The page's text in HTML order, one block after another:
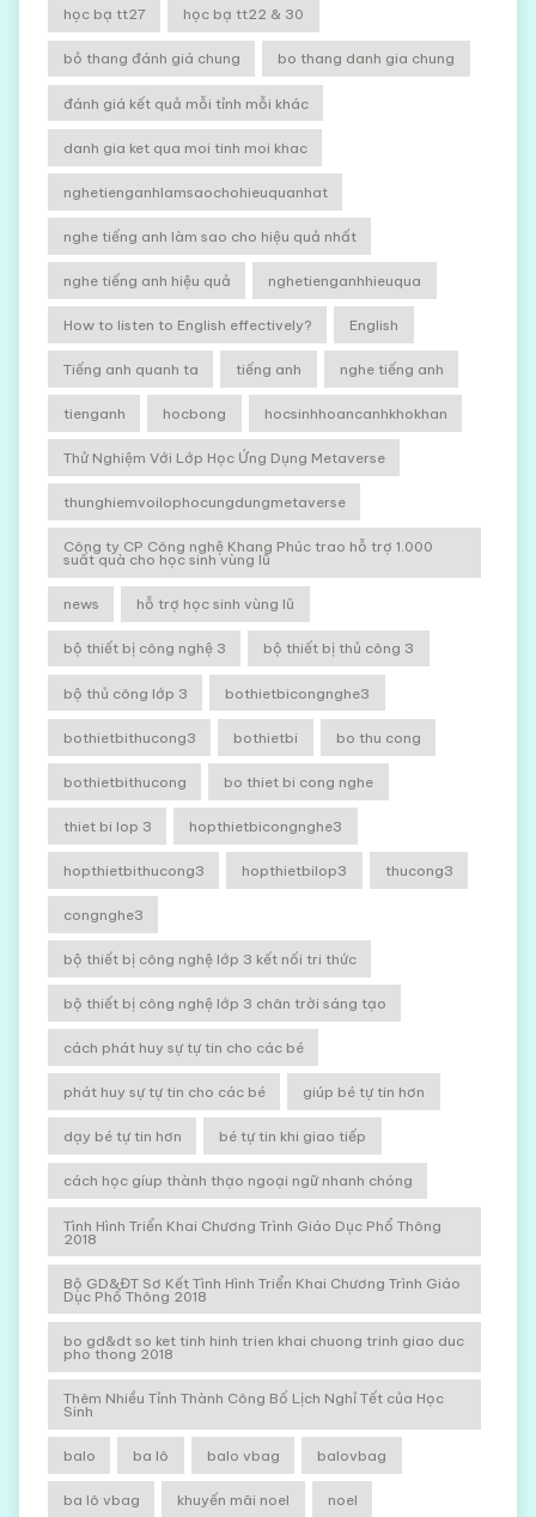
học bạ tt27 học bạ tt22 & 30
bỏ thang đánh giá chung bo thang danh gia chung
đánh giá kết quả mỗi tỉnh mỗi khác
danh gia ket qua moi tinh moi khac
nghetienganhlamsaochohieuquanhat
nghe tiếng anh làm sao cho hiệu quả nhất
nghe tiếng anh hiệu quả nghetienganhhieuqua
How to listen to English effectively? English
Tiếng anh quanh ta tiếng anh nghe tiếng anh
tienganh hocbong hocsinhhoancanhkhokhan
Thử Nghiệm Với Lớp Học Ứng Dụng Metaverse
thunghiemvoilophocungdungmetaverse
Công ty CP Công nghệ Khang Phúc trao hỗ trợ 1.000
suất quà cho học sinh vùng lũ
news hỗ trợ học sinh vùng lũ
bộ thiết bị công nghệ 3 bộ thiết bị thủ công 3
bộ thủ công lớp 3 bothietbicongnghe3
bothietbithucong3 bothietbi bo thu cong
bothietbithucong bo thiet bi cong nghe
thiet bi lop 3 hopthietbicongnghe3
hopthietbithucong3 hopthietbilop3 thucong3
congnghe3
bộ thiết bị công nghệ lớp 3 kết nối tri thức
bộ thiết bị công nghệ lớp 3 chân trời sáng tạo
cách phát huy sự tự tin cho các bé
phát huy sự tự tin cho các bé giúp bé tự tin hơn
dạy bé tự tin hơn bé tự tin khi giao tiếp
cách học gíup thành thạo ngoại ngữ nhanh chóng
Tình Hình Triển Khai Chương Trình Giáo Dục Phổ Thông
2018
Bộ GD&ĐT Sơ Kết Tình Hình Triển Khai Chương Trình Giáo
Dục Phổ Thông 2018
bo gd&dt so ket tinh hinh trien khai chuong trinh giao duc
pho thong 2018
Thêm Nhiều Tỉnh Thành Công Bố Lịch Nghỉ Tết của Học
Sinh
balo ba lô balo vbag balovbag
ba lô vbag khuyến mãi noel noel